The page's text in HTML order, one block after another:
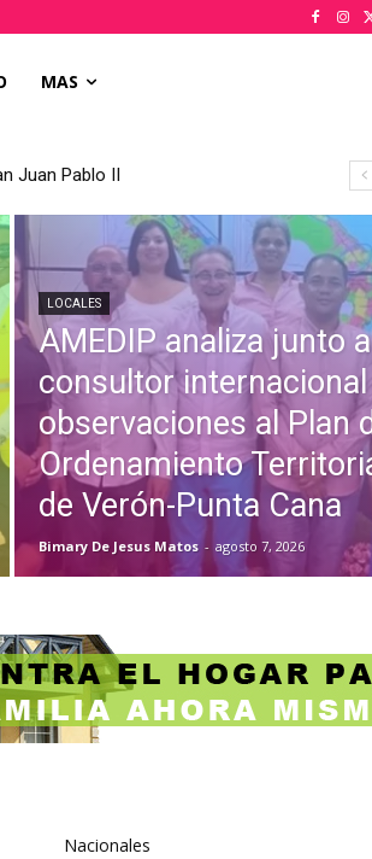
MAS
Juan Pablo II
LOCALES
AMEDIP analiza junto a
consultor internacional
observaciones al Plan
Ordenamiento
de Verón-Punta Cana
Bimary De Jesus Matos - agosto 7, 2026
Nacionales